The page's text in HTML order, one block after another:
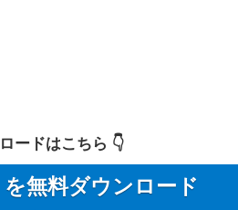
ードはこちら 👇️
無料ダウンロード